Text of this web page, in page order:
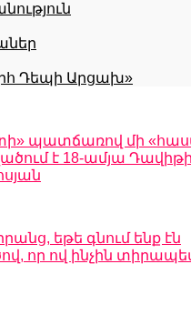
Դեպի Արցախ»
պատճառով մի
է 18-ամյա
եթե գնում ենք էն
որ ով ինչին